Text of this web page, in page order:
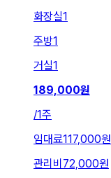
화장실1
주방1
거실1
189,000원
/1주
임대료117,000원
관리비 72,000원